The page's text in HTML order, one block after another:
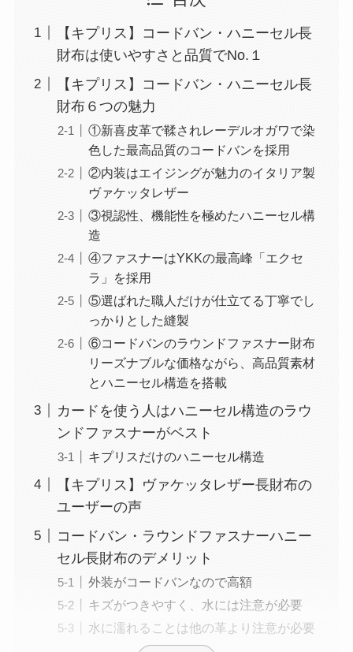
【キプリス】コードバン・ハニーセル長
財布は使いやすさと品質でNo.１
【キプリス】コードバン・ハニーセル長
財布６つの魅力
①新喜皮革で鞣されレーデルオガワで染
色した最高品質のコードバンを採用
②内装はエイジングが魅力のイタリア製
ヴァケッタレザー
③視認性、機能性を極めたハニーセル構
造
④ファスナーはYKKの最高峰「エクセ
ラ」を採用
⑤選ばれた職人だけが仕立てる丁寧でし
っかりとした縫製
⑥コードバンのラウンドファスナー財布
リーズナブルな価格ながら、高品質素材
とハニーセル構造を搭載
カードを使う人はハニーセル構造のラウ
ンドファスナーがベスト
キプリスだけのハニーセル構造
【キプリス】ヴァケッタレザー長財布の
ユーザーの声
コードバン・ラウンドファスナーハニー
セル長財布のデメリット
外装がコードバンなので高額
キズがつきやすく、水には注意が必要
水に濡れることは他の革より注意が必要